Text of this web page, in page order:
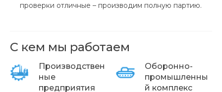
проверки отличные – производим полную партию.
С кем мы работаем
Производствен
ные
предприятия
Оборонно-
промышленны
й комплекс